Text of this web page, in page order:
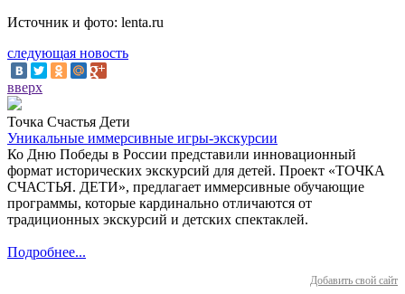
Источник и фото: lenta.ru
следующая новость
вверх
Точка Счастья Дети
Уникальные иммерсивные игры-экскурсии
Ко Дню Победы в России представили инновационный
формат исторических экскурсий для детей. Проект «ТОЧКА
СЧАСТЬЯ. ДЕТИ», предлагает иммерсивные обучающие
программы, которые кардинально отличаются от
традиционных экскурсий и детских спектаклей.
Подробнее...
Добавить свой сайт